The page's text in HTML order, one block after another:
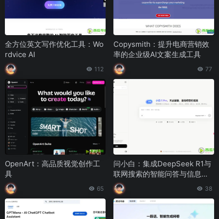
全方位英文写作优化工具：Wo
rdvice AI
112
Copysmith：提升电商营销效
率的企业级AI文案生成工具
77
OpenArt：高品质视觉创作工
具
65
问小白：集成DeepSeek R1与
联网搜索的智能问答与信息检
索平台
38